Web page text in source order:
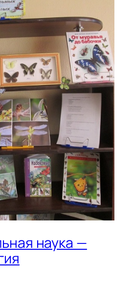
наука —